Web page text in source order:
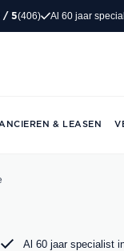
/ 5(406) Al 60 jaar
& LEASEN
grondig
Al 60 jaar specialist